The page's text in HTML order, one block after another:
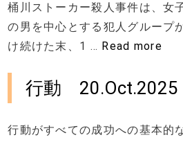
桶川ストーカー殺人事件は、女
の男を中心とする犯人グループ
け続けた末、1 … Read more
行動 20.Oct.2025
行動がすべての成功への基本的